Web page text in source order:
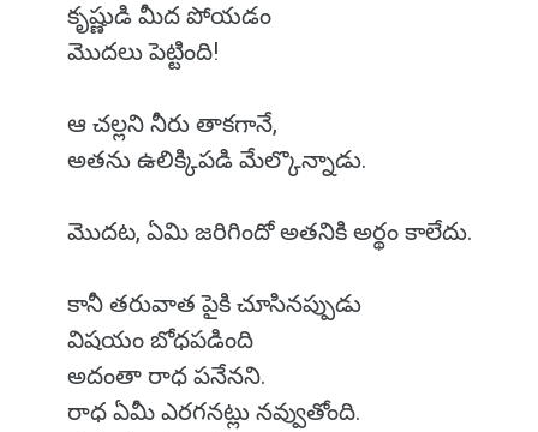
కృష్ణుడి మీద పోయడం
మొదలు పెట్టింది!
ఆ చల్లని నీరు తాకగానే,
అతను ఉలిక్కిపడి మేల్కొన్నాడు.
మొదట, ఏమి జరిగిందో అతనికి అర్థం కాలేదు.
కానీ తరువాత పైకి చూసినప్పుడు
విషయం బోధపడింది
అదంతా రాధ పనేనని.
రాధ ఏమీ ఎరగనట్లు నవ్వుతోంది.